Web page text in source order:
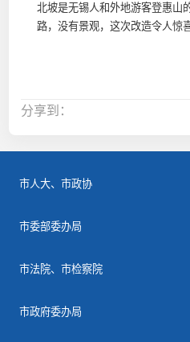
北坡是无锡人和外地游客登惠山
路，没有景观，这次改造令人惊
分享到：
市人大、市政协
市委部委办局
市法院、市检察院
市政府委办局